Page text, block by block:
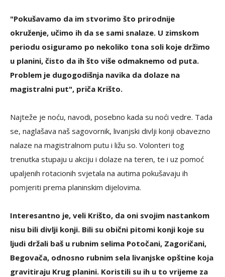
"Pokušavamo da im stvorimo što prirodnije
okruženje, učimo ih da se sami snalaze. U zimskom
periodu osiguramo po nekoliko tona soli koje držimo
u planini, čisto da ih što više odmaknemo od puta.
Problem je dugogodišnja navika da dolaze na
magistralni put", priča Krišto.
Najteže je noću, navodi, posebno kada su noći vedre. Tada
se, naglašava naš sagovornik, livanjski divlji konji obavezno
nalaze na magistralnom putu i ližu so. Volonteri tog
trenutka stupaju u akciju i dolaze na teren, te i uz pomoć
upaljenih rotacionih svjetala na autima pokušavaju ih
pomjeriti prema planinskim dijelovima.
Interesantno je, veli Krišto, da oni svojim nastankom
nisu bili divlji konji. Bili su obični pitomi konji koje su
ljudi držali baš u rubnim selima Potočani, Zagoričani,
Begovača, odnosno rubnim sela livanjske opštine koja
gravitiraju Krug planini. Koristili su ih u to vrijeme za